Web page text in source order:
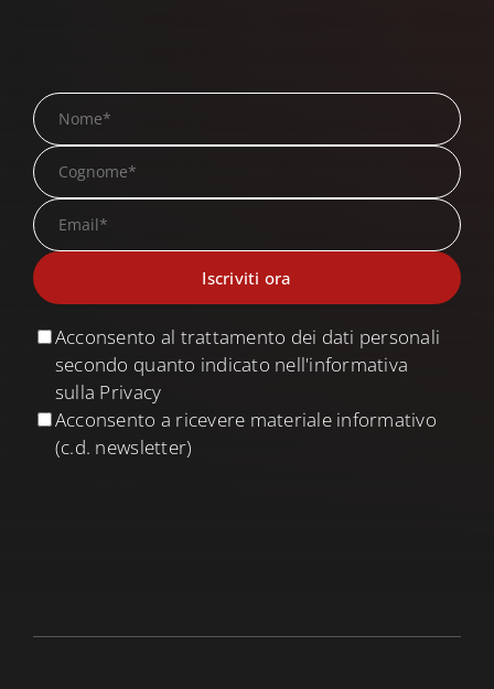
Acconsento al trattamento dei dati personali
secondo quanto indicato nell'informativa
sulla Privacy
Acconsento a ricevere materiale informativo
(c.d. newsletter)